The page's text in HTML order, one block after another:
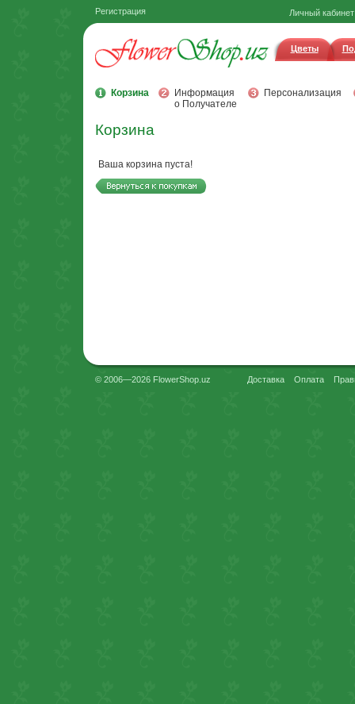
Регистрация Личный кабинет
Цветы
Корзина
Информация
о Получателе
Персонализация
Корзина
Ваша корзина пуста!
© 2006—2026 FlowerShop.uz Доставка Оплата